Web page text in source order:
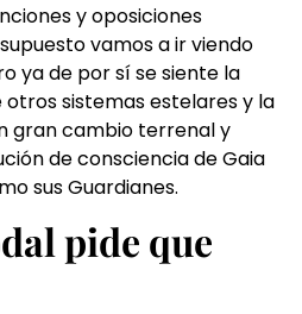
y oposiciones
vamos a ir viendo
ya de por sí se siente la
otros sistemas estelares y la
gran cambio terrenal y
de consciencia de Gaia
sus Guardianes.
pide que